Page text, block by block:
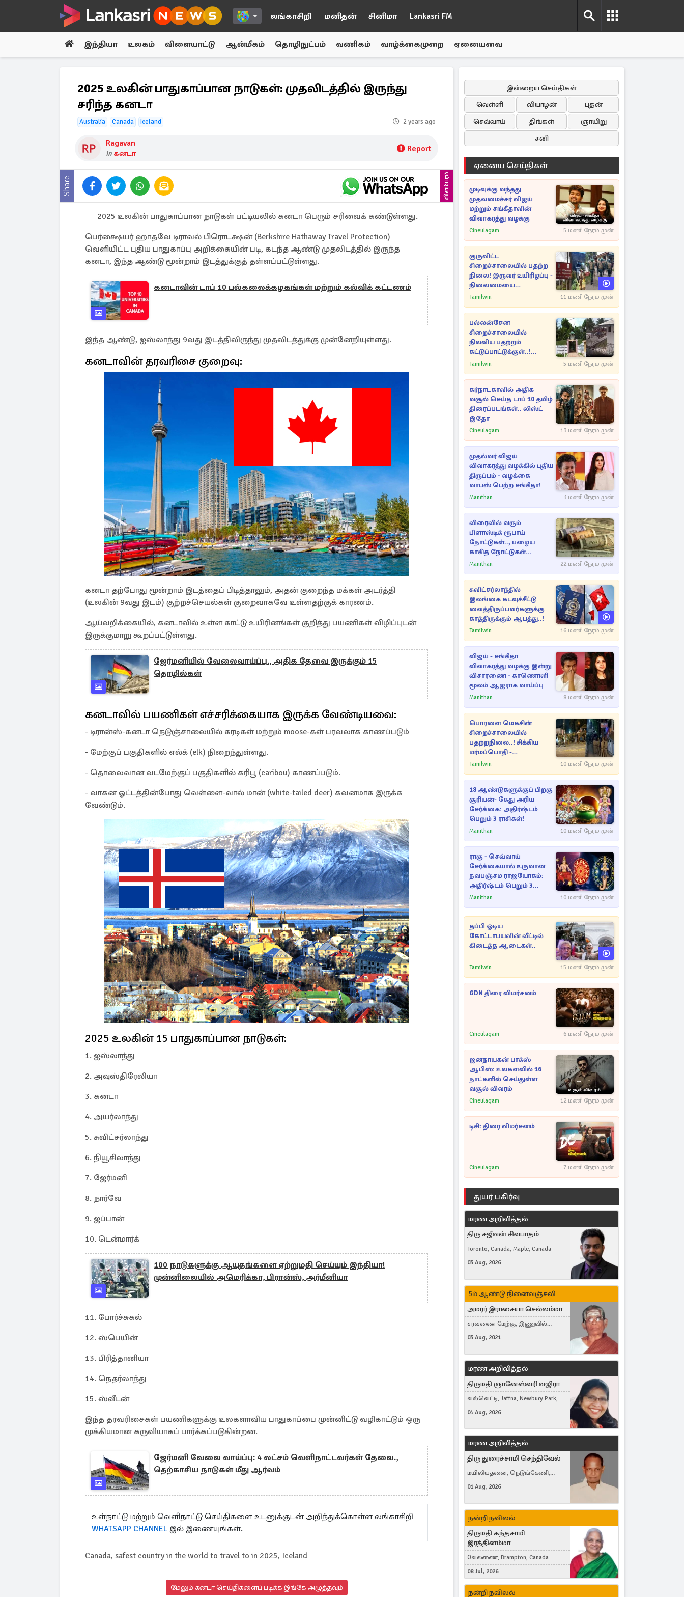
லங்காசிறி மனிதன் சினிமா Lankasri FM
இந்தியா உலகம் விளையாட்டு ஆன்மீகம் தொழிநுட்பம் வணிகம் வாழ்க்கைமுறை ஏனையவை
2025 உலகின் பாதுகாப்பான நாடுகள்: முதலிடத்தில் இருந்து
சரிந்த கனடா
Australia Canada Iceland 2 years ago
Ragavan
in கனடா Report
Share விளம்பரம்
2025 உலகின் பாதுகாப்பான நாடுகள் பட்டியலில் கனடா பெரும் சரிவைக் கண்டுள்ளது.
பெர்க்ஷையர் ஹாதவே டிராவல் பிரொடக்ஷன் (Berkshire Hathaway Travel Protection)
வெளியிட்ட புதிய பாதுகாப்பு அறிக்கையின் படி, கடந்த ஆண்டு முதலிடத்தில் இருந்த
கனடா, இந்த ஆண்டு மூன்றாம் இடத்துக்குத் தள்ளப்பட்டுள்ளது.
கனடாவின் டாப் 10 பல்கலைக்கழகங்கள் மற்றும் கல்விக் கட்டணம்
இந்த ஆண்டு, ஐஸ்லாந்து 9வது இடத்திலிருந்து முதலிடத்துக்கு முன்னேறியுள்ளது.
கனடாவின் தரவரிசை குறைவு:
கனடா தற்போது மூன்றாம் இடத்தைப் பிடித்தாலும், அதன் குறைந்த மக்கள் அடர்த்தி
(உலகின் 9வது இடம்) குற்றச்செயல்கள் குறைவாகவே உள்ளதற்குக் காரணம்.
ஆய்வறிக்கையில், கனடாவில் உள்ள காட்டு உயிரினங்கள் குறித்து பயணிகள் விழிப்புடன்
இருக்குமாறு கூறப்பட்டுள்ளது.
ஜேர்மனியில் வேலைவாய்ப்பு., அதிக தேவை இருக்கும் 15
தொழில்கள்
கனடாவில் பயணிகள் எச்சரிக்கையாக இருக்க வேண்டியவை:
- டிரான்ஸ்-கனடா நெடுஞ்சாலையில் கரடிகள் மற்றும் moose-கள் பரவலாக காணப்படும்
- மேற்குப் பகுதிகளில் எல்க் (elk) நிறைந்துள்ளது.
- தொலைவான வடமேற்குப் பகுதிகளில் கரிபூ (caribou) காணப்படும்.
- வாகன ஓட்டத்தின்போது வெள்ளை-வால் மான் (white-tailed deer) கவனமாக இருக்க
வேண்டும்.
2025 உலகின் 15 பாதுகாப்பான நாடுகள்:
1. ஐஸ்லாந்து
2. அவுஸ்திரேலியா
3. கனடா
4. அயர்லாந்து
5. சுவிட்சர்லாந்து
6. நியூசிலாந்து
7. ஜேர்மனி
8. நார்வே
9. ஜப்பான்
10. டென்மார்க்
100 நாடுகளுக்கு ஆயுதங்களை ஏற்றுமதி செய்யும் இந்தியா!
முன்னிலையில் அமெரிக்கா, பிரான்ஸ், அர்மீனியா
11. போர்ச்சுகல்
12. ஸ்பெயின்
13. பிரித்தானியா
14. நெதர்லாந்து
15. ஸ்வீடன்
இந்த தரவரிசைகள் பயணிகளுக்கு உலகளாவிய பாதுகாப்பை முன்னிட்டு வழிகாட்டும் ஒரு
முக்கியமான கருவியாகப் பார்க்கப்படுகின்றன.
ஜேர்மனி வேலை வாய்ப்பு: 4 லட்சம் வெளிநாட்டவர்கள் தேவை.,
தெற்காசிய நாடுகள் மீது ஆர்வம்
உள்நாட்டு மற்றும் வெளிநாட்டு செய்திகளை உடனுக்குடன் அறிந்துக்கொள்ள லங்காசிறி
WHATSAPP CHANNEL இல் இணையுங்கள்.
Canada, safest country in the world to travel to in 2025, Iceland
மேலும் கனடா செய்திகளைப் படிக்க இங்கே அழுத்தவும்
இன்றைய செய்திகள்
வெள்ளி
வியாழன்
புதன்
செவ்வாய்
திங்கள்
ஞாயிறு
சனி
ஏனைய செய்திகள்
முடிவுக்கு வந்தது
முதலமைச்சர் விஜய்
மற்றும் சங்கீதாவின்
விவாகரத்து வழக்கு
Cineulagam 5 மணி நேரம் முன்
குருவிட்ட
சிறைச்சாலையில் பதற்ற
நிலை! இருவர் உயிரிழப்பு -
நிலைமையை
கட்டுப்படுத்த பொலிஸார்
Tamilwin 11 மணி நேரம் முன்
பல்லன்சேன
சிறைச்சாலையில்
நிலவிய பதற்றம்
கட்டுப்பாட்டுக்குள்..!
அதிரடியாக களமிறங்கிய
Tamilwin 5 மணி நேரம் முன்
கர்நாடகாவில் அதிக
வசூல் செய்த டாப் 10 தமிழ்
திரைப்படங்கள்.. லிஸ்ட்
இதோ
Cineulagam 13 மணி நேரம் முன்
முதல்வர் விஜய்
விவாகரத்து வழக்கில் புதிய
திருப்பம் - வழக்கை
வாபஸ் பெற்ற சங்கீதா!
Manithan 3 மணி நேரம் முன்
விரைவில் வரும்
பிளாஸ்டிக் ரூபாய்
நோட்டுகள்.., பழைய
காகித நோட்டுகள்
செல்லுமா?
Manithan 22 மணி நேரம் முன்
சுவிட்சர்லாந்தில்
இலங்கை கடவுச்சீட்டு
வைத்திருப்பவர்களுக்கு
காத்திருக்கும் ஆபத்து..!
Tamilwin 16 மணி நேரம் முன்
விஜய் - சங்கீதா
விவாகரத்து வழக்கு இன்று
விசாரணை - காணொளி
மூலம் ஆஜராக வாய்ப்பு
Manithan 8 மணி நேரம் முன்
பொரளை மெகசின்
சிறைச்சாலையில்
பதற்றநிலை..! சிக்கிய
மர்மப்பொதி -
பின்னணியில் வெளியான
Tamilwin 10 மணி நேரம் முன்
18 ஆண்டுகளுக்குப் பிறகு
சூரியன்- கேது அரிய
சேர்க்கை: அதிர்ஷ்டம்
பெறும் 3 ராசிகள்!
Manithan 10 மணி நேரம் முன்
ராகு - செவ்வாய்
சேர்க்கையால் உருவான
நவபஞ்சம ராஜயோகம்:
அதிர்ஷ்டம் பெறும் 3
ராசிகள்!
Manithan 10 மணி நேரம் முன்
தப்பி ஓடிய
கோட்டாபயவின் வீட்டில்
கிடைத்த ஆடைகள்..
Tamilwin 15 மணி நேரம் முன்
GDN திரை விமர்சனம்
Cineulagam 6 மணி நேரம் முன்
ஜனநாயகன் பாக்ஸ்
ஆபிஸ்: உலகளவில் 16
நாட்களில் செய்துள்ள
வசூல் விவரம்
Cineulagam 12 மணி நேரம் முன்
டிசி: திரை விமர்சனம்
Cineulagam 7 மணி நேரம் முன்
துயர் பகிர்வு
மரண அறிவித்தல்
திரு சஜீவன் சிவபாதம்
Toronto, Canada, Maple, Canada
03 Aug, 2026
5ம் ஆண்டு நினைவஞ்சலி
அமரர் இராசையா செல்லம்மா
சரவணை மேற்கு, இணுவில்
கிழக்கு
03 Aug, 2021
மரண அறிவித்தல்
திருமதி ஞானேஸ்வரி வஜிரா
வல்வெட்டி, Jaffna, Newbury Park,
United Kingdom
04 Aug, 2026
மரண அறிவித்தல்
திரு துரைச்சாமி செந்திவேல்
மயிலியதனை, நெடுங்கேணி,
கம்பர்மலை
01 Aug, 2026
நன்றி நவிலல்
திருமதி கந்தசாமி
இரத்தினம்மா
வேலணை, Brampton, Canada
08 Jul, 2026
நன்றி நவிலல்